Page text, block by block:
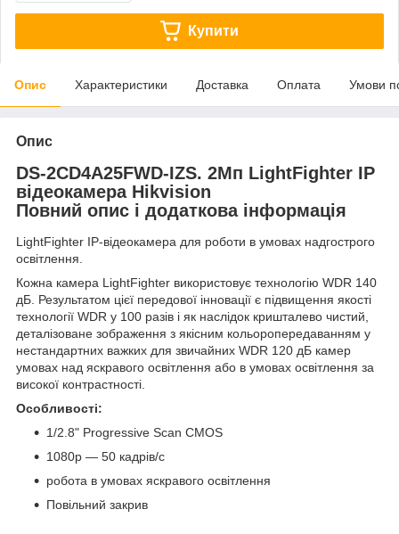
Купити
Опис Характеристики Доставка Оплата Умови
Опис
DS-2CD4A25FWD-IZS. 2Мп LightFighter IP
відеокамера Hikvision
Повний опис і додаткова інформація
LightFighter IP-відеокамера для роботи в умовах надгострого
освітлення.
Кожна камера LightFighter використовує технологію WDR 140
дБ. Результатом цієї передової інновації є підвищення якості
технології WDR у 100 разів і як наслідок кришталево чистий,
деталізоване зображення з якісним кольоропередаванням у
нестандартних важких для звичайних WDR 120 дБ камер
умовах над яскравого освітлення або в умовах освітлення за
високої контрастності.
Особливості:
1/2.8" Progressive Scan CMOS
1080p — 50 кадрів/с
робота в умовах яскравого освітлення
Повільний закрив